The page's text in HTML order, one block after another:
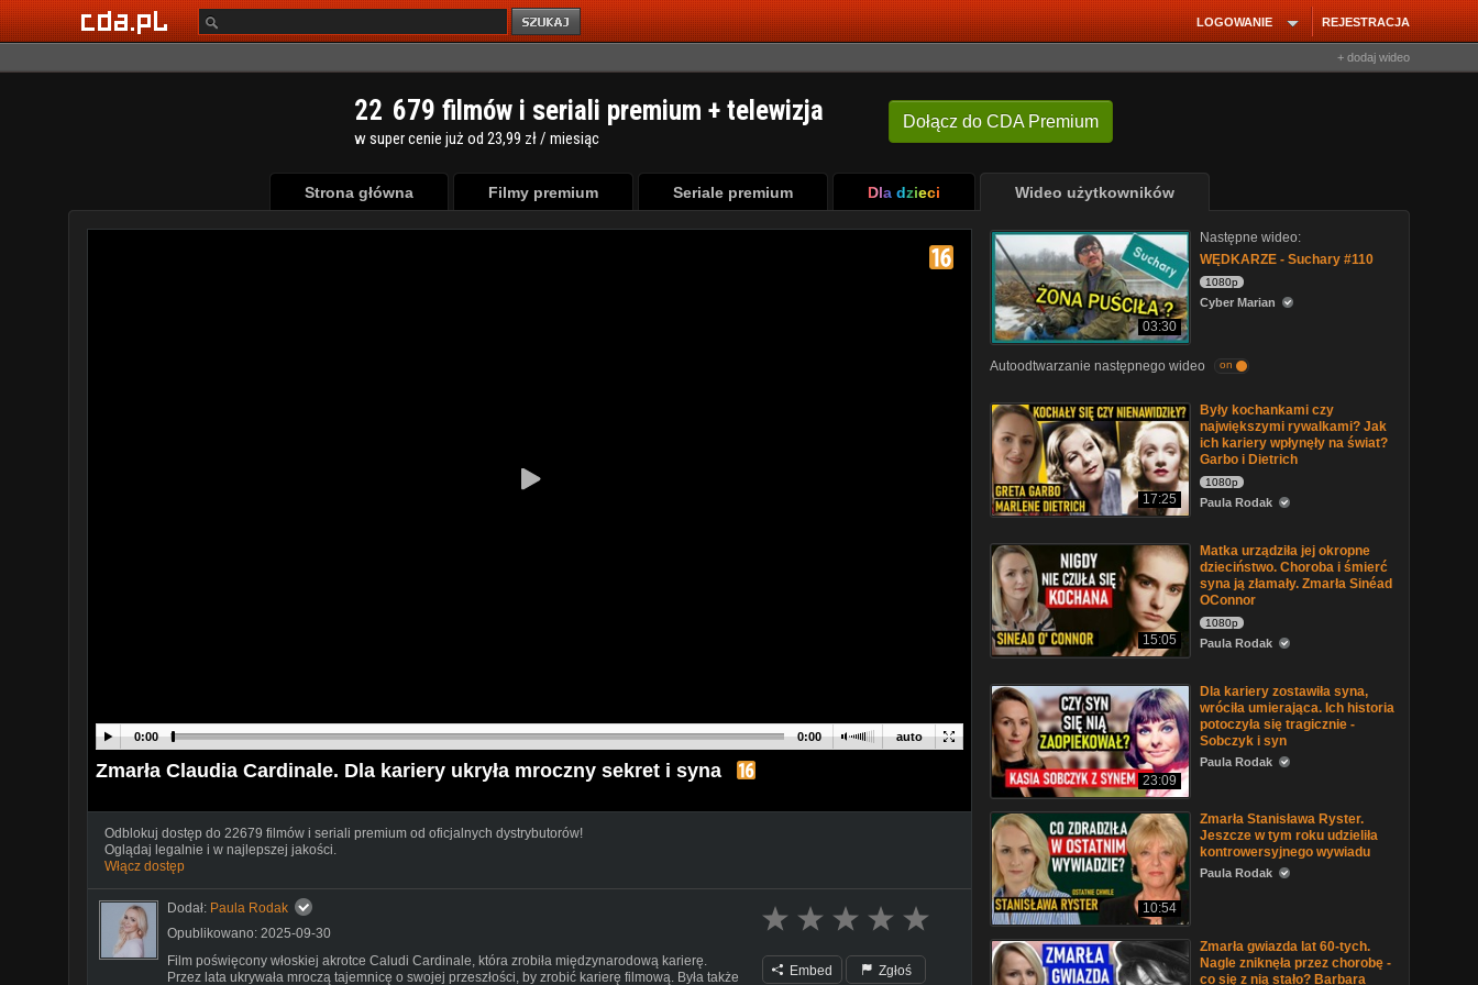
REJESTRACJA
LOGOWANIE
+ dodaj wideo
Dołącz do CDA Premium
22 679 filmów i seriali premium + telewizja
w super cenie już od 23,99 zł / miesiąc
Strona główna Filmy premium Seriale premium Dla dzieci Wideo użytkowników
auto
0:00 0:00
Zmarła Claudia Cardinale. Dla kariery ukryła mroczny sekret i syna
Odblokuj dostęp do 22679 filmów i seriali premium od oficjalnych dystrybutorów!
Oglądaj legalnie i w najlepszej jakości.
Włącz dostęp
Dodał: Paula Rodak
Opublikowano: 2025-09-30
Film poświęcony włoskiej akrotce Caludi Cardinale, która zrobiła międzynarodową karierę.
Przez lata ukrywała mroczą tajemnicę o swojej przeszłości, by zrobić karierę filmową. Była także
Embed Zgłoś
03:30
Następne wideo:
WĘDKARZE - Suchary #110
1080p
Cyber Marian
Autoodtwarzanie następnego wideo on
17:25
Były kochankami czy
największymi rywalkami? Jak
ich kariery wpłynęły na świat?
Garbo i Dietrich
1080p
Paula Rodak
15:05
Matka urządziła jej okropne
dzieciństwo. Choroba i śmierć
syna ją złamały. Zmarła Sinéad
OConnor
1080p
Paula Rodak
23:09
Dla kariery zostawiła syna,
wróciła umierająca. Ich historia
potoczyła się tragicznie -
Sobczyk i syn
Paula Rodak
10:54
Zmarła Stanisława Ryster.
Jeszcze w tym roku udzieliła
kontrowersyjnego wywiadu
Paula Rodak
Zmarła gwiazda lat 60-tych.
Nagle zniknęła przez chorobę -
co się z nią stało? Barbara